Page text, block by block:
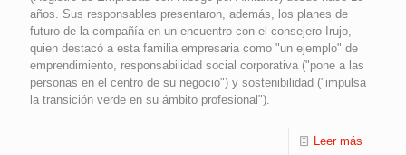
años. Sus responsables presentaron, además, los planes de
futuro de la compañía en un encuentro con el consejero Irujo,
quien destacó a esta familia empresaria como "un ejemplo" de
emprendimiento, responsabilidad social corporativa ("pone a las
personas en el centro de su negocio") y sostenibilidad ("impulsa
la transición verde en su ámbito profesional").
Leer más